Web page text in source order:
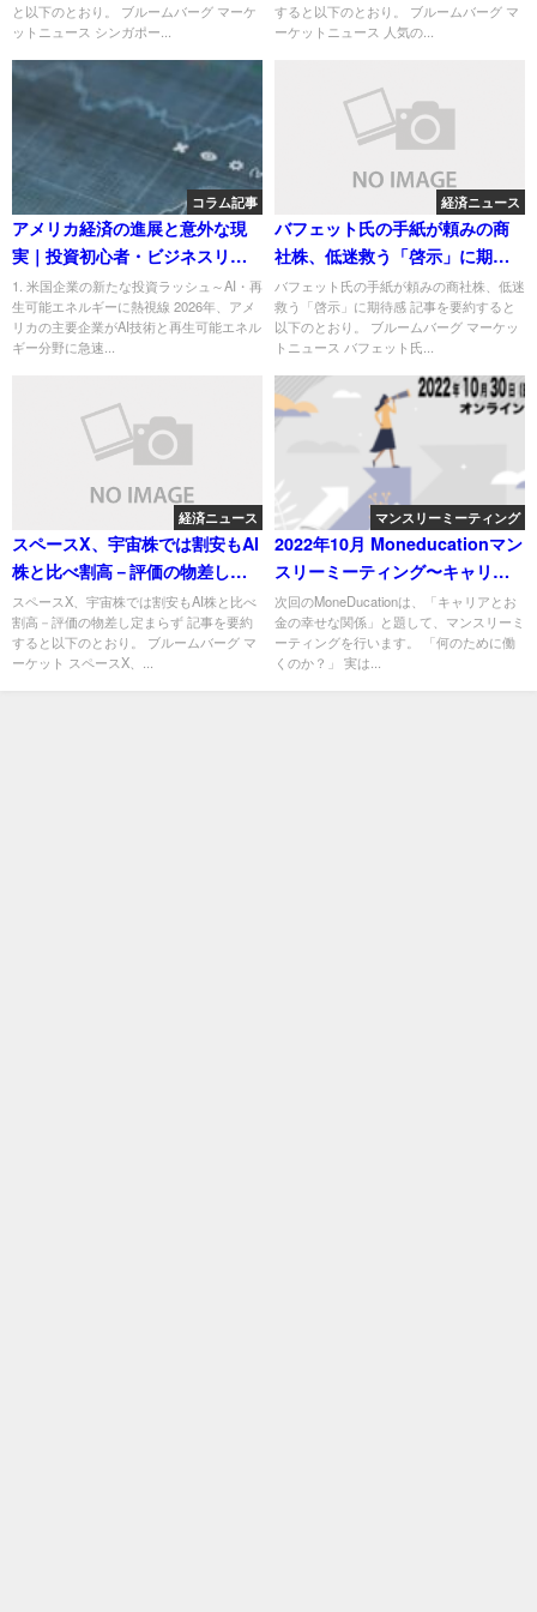
と以下のとおり。 ブルームバーグ マーケ
ットニュース シンガポー...
すると以下のとおり。 ブルームバーグ マ
ーケットニュース 人気の...
コラム記事
アメリカ経済の進展と意外な現
実｜投資初心者・ビジネスリー
ダー必見の3トピック
1. 米国企業の新たな投資ラッシュ～AI・再
生可能エネルギーに熱視線 2026年、アメ
リカの主要企業がAI技術と再生可能エネル
ギー分野に急速...
経済ニュース
バフェット氏の手紙が頼みの商
社株、低迷救う「啓示」に期待
感
バフェット氏の手紙が頼みの商社株、低迷
救う「啓示」に期待感 記事を要約すると
以下のとおり。 ブルームバーグ マーケッ
トニュース バフェット氏...
経済ニュース
スペースX、宇宙株では割安もAI
株と比べ割高－評価の物差し定
まらず
スペースX、宇宙株では割安もAI株と比べ
割高－評価の物差し定まらず 記事を要約
すると以下のとおり。 ブルームバーグ マ
ーケット スペースX、...
マンスリーミーティング
2022年10月 Moneducationマン
スリーミーティング〜キャリア
とお金の幸せな関係〜
次回のMoneDucationは、「キャリアとお
金の幸せな関係」と題して、マンスリーミ
ーティングを行います。 「何のために働
くのか？」 実は...